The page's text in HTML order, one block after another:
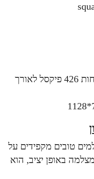
תמונה לשיתוף - 1200*800 (לפחות 426 פיקסל לאורך
טובים מקפידים על
באופן יציב, הוא